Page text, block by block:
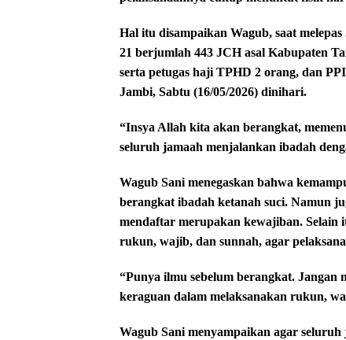
Hal itu disampaikan Wagub, saat
21 berjumlah 443 JCH asal Kabupaten
serta petugas haji TPHD 2 orang, dan
Jambi, Sabtu (16/05/2026) dinihari.
“Insya Allah kita akan berangkat,
seluruh jamaah menjalankan ibadah
Wagub Sani menegaskan bahwa
berangkat ibadah ketanah suci. Namun
mendaftar merupakan kewajiban. Selain
rukun, wajib, dan sunnah, agar
“Punya ilmu sebelum berangkat.
keraguan dalam melaksanakan rukun,
Wagub Sani menyampaikan agar